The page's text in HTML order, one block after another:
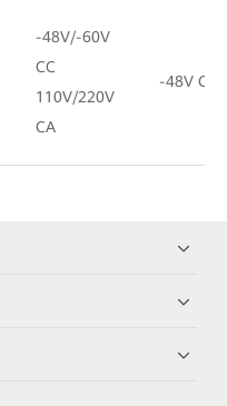
-48V/-60V
CC
110V/220V
CA
-48V